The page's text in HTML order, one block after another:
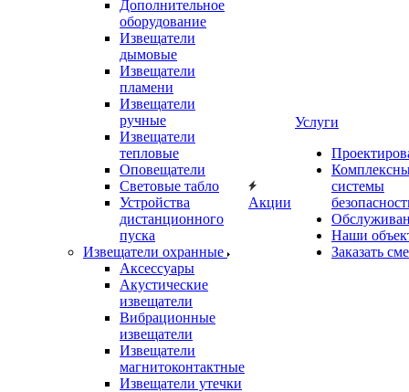
Дополнительное
оборудование
Извещатели
дымовые
Извещатели
пламени
Извещатели
ручные
Извещатели
тепловые
Оповещатели
Световые табло
Устройства
дистанционного
пуска
Извещатели охранные
Аксессуары
Акустические
извещатели
Вибрационные
извещатели
Извещатели
магнитоконтактные
Извещатели утечки
Акции
Услуги
системы
Наши
Заказать